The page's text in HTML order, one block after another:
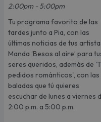
2:00pm - 5:00pm
Tu programa favorito de las
tardes junto a Pia, con las
últimas noticias de tus
Manda ‘Besos al aire’ para
seres queridos, además de
pedidos románticos', con las
baladas que tú quieres
escuchar de lunes a viernes
2:00 p.m. a 5:00 p.m.